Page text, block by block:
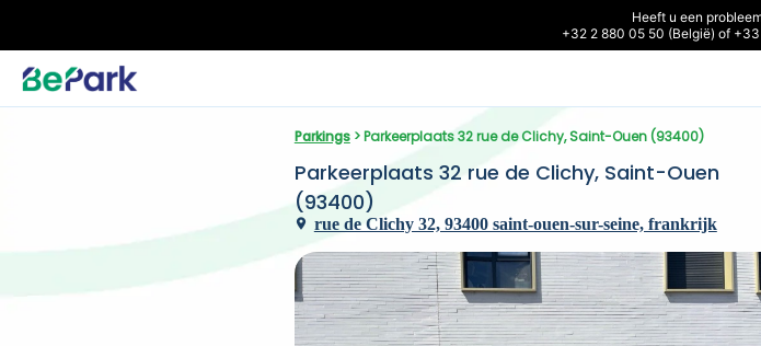
Heeft u een
+32 2 880 05 50 (België) of
Parkings > Parkeerplaats 32 rue de Clichy, Saint-Ouen (93400)
Parkeerplaats 32 rue de Clichy, Saint-Ouen
(93400)
rue de Clichy 32, 93400 saint-ouen-sur-seine, frankrijk